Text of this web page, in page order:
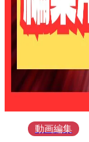
動画編集